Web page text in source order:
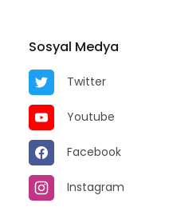
Sosyal Medya
Twitter
Youtube
Facebook
Instagram